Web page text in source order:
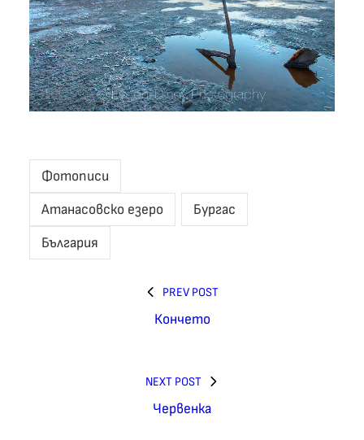
Фотописи
Атанасовско езеро
Бургас
България
PREV POST
Кончето
NEXT POST
Червенка